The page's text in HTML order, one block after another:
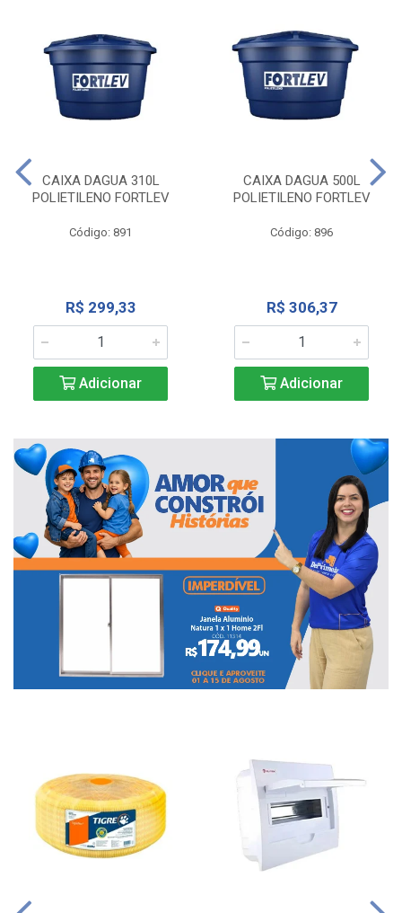
CAIXA DAGUA 310L
POLIETILENO FORTLEV
Código: 891
R$ 299,33
Adicionar
CAIXA DAGUA 500L
POLIETILENO FORTLEV
Código: 896
R$ 306,37
Adicionar